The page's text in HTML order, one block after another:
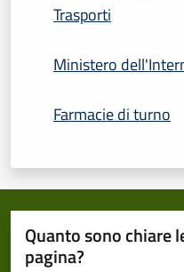
Trasporti
Ministero
Farmacie di turno
Quanto sono chiare
pagina?